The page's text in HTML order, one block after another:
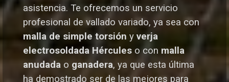
asistencia. Te ofrecemos un servicio
profesional de vallado variado, ya sea con
malla de simple torsión y verja
electrosoldada Hércules o con malla
anudada o ganadera, ya que esta última
ha demostrado ser de las mejores para